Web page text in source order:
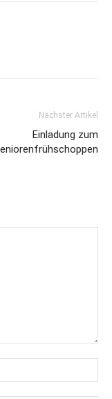
Nächster Artikel
Einladung zum